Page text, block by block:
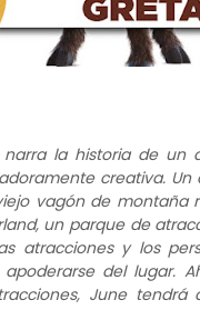
narra la historia de
creativa.
vagón de montaña
un parque de
atracciones y los
del lugar.
June tendrá